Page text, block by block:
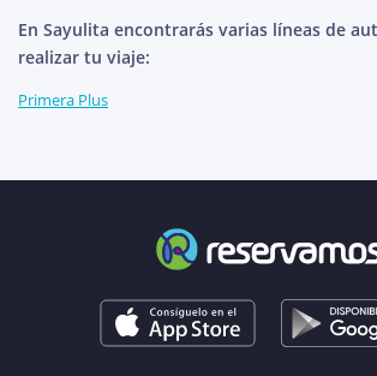
En Sayulita encontrarás varias líneas de
realizar tu viaje:
Primera Plus